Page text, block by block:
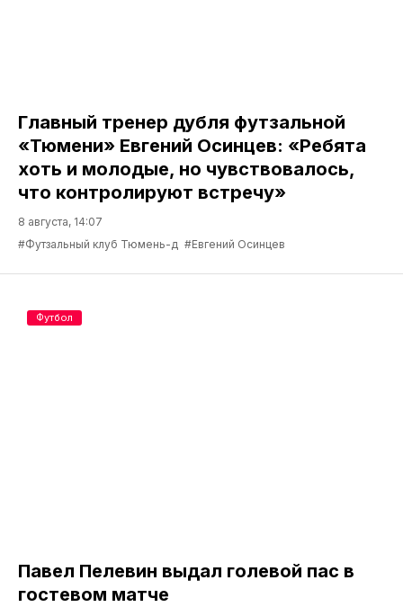
Главный тренер дубля футзальной
«Тюмени» Евгений Осинцев: «Ребята
хоть и молодые, но чувствовалось,
что контролируют встречу»
8 августа, 14:07
#Футзальный клуб Тюмень-д #Евгений Осинцев
Павел Пелевин выдал голевой пас в
гостевом матче
Футбол